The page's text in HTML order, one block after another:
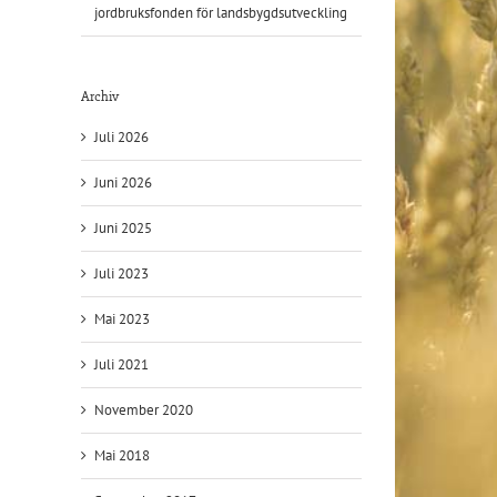
jordbruksfonden för landsbygdsutveckling
Archiv
Juli 2026
Juni 2026
Juni 2025
Juli 2023
Mai 2023
Juli 2021
November 2020
Mai 2018